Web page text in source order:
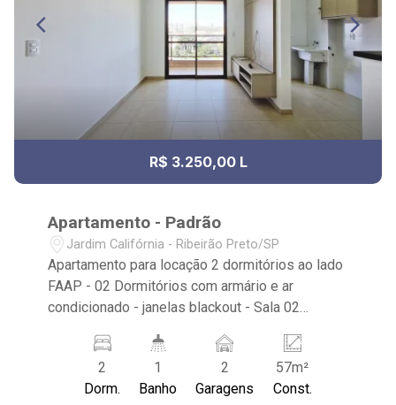
R$ 3.250,00 L
Apartamento - Padrão
Jardim Califórnia - Ribeirão Preto/SP
Apartamento para locação 2 dormitórios ao lado
FAAP - 02 Dormitórios com armário e ar
condicionado - janelas blackout - Sala 02
americana planejada - Área de serviço - 02
vagas de garagem - Condomínio com Piscina,
Spa, Sauna, Academia, Espaço gourmet, Sala de
2
Dorm.
1
Banho
2
Garagens
57m²
Const.